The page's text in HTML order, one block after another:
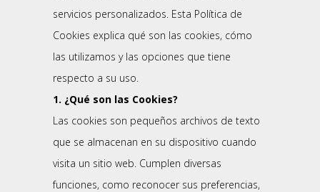
servicios personalizados. Esta Política de
Cookies explica qué son las cookies, cómo
las utilizamos y las opciones que tiene
respecto a su uso.
1. ¿Qué son las Cookies?
Las cookies son pequeños archivos de texto
que se almacenan en su dispositivo cuando
visita un sitio web. Cumplen diversas
funciones, como reconocer sus preferencias,